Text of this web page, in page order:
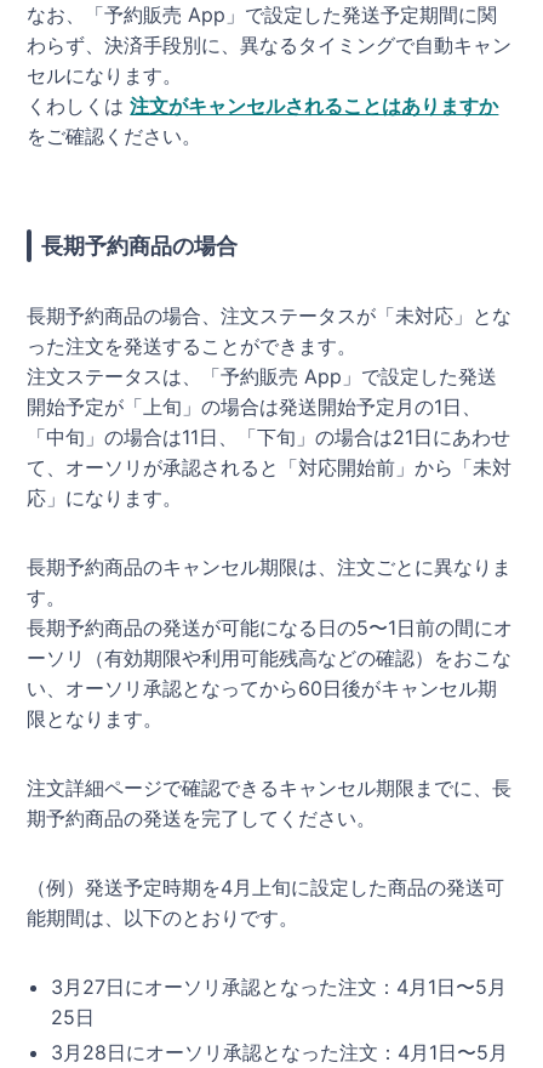
なお、「予約販売 App」で設定した発送予定期間に関
わらず、決済手段別に、異なるタイミングで自動キャン
セルになります。
くわしくは注文がキャンセルされることはありますか
をご確認ください。
長期予約商品の場合
長期予約商品の場合、注文ステータスが「未対応」とな
った注文を発送することができます。
注文ステータスは、「予約販売 App」で設定した発送
開始予定が「上旬」の場合は発送開始予定月の1日、
「中旬」の場合は11日、「下旬」の場合は21日にあわせ
て、オーソリが承認されると「対応開始前」から「未対
応」になります。
長期予約商品のキャンセル期限は、注文ごとに異なりま
す。
長期予約商品の発送が可能になる日の5〜1日前の間にオ
ーソリ（有効期限や利用可能残高などの確認）をおこな
い、オーソリ承認となってから60日後がキャンセル期
限となります。
注文詳細ページで確認できるキャンセル期限までに、長
期予約商品の発送を完了してください。
（例）発送予定時期を4月上旬に設定した商品の発送可
能期間は、以下のとおりです。
3月27日にオーソリ承認となった注文：4月1日〜5月
25日
3月28日にオーソリ承認となった注文：4月1日〜5月